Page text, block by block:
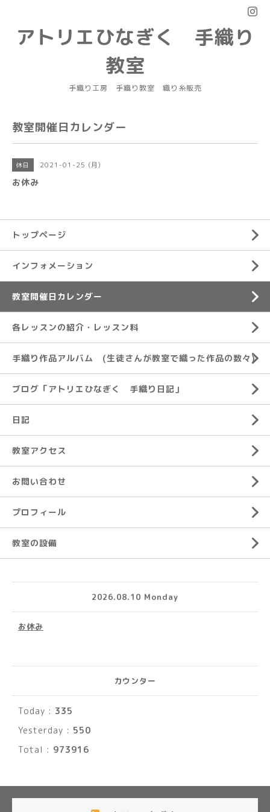
アトリエひなぎく 手織り
教室
手織り工房 手織り教室 織り糸販売
教室開催日カレンダー
休日 2021-01-25 (月)
お休み
トップページ
インフォメーション
教室開催日カレンダー
各レッスンの紹介・レッスン料
手織り作品アルバム (生徒さんが教室で織った作品の数々)
ブログ「アトリエひなぎく 手織り日記」
日記
教室アクセス
お問い合わせ
プロフィール
教室の設備
2026.08.10 Monday
お休み
カウンター
Today : 335
Yesterday : 550
Total : 973916